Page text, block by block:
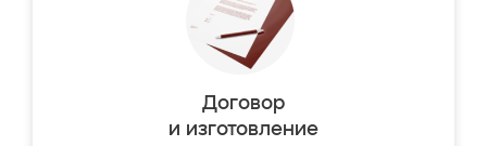
Договор
и изготовление